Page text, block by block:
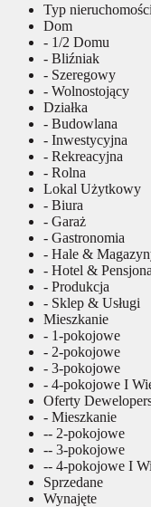
Typ nieruchomości
Dom
- 1/2 Domu
- Bliźniak
- Szeregowy
- Wolnostojący
Działka
- Budowlana
- Inwestycyjna
- Rekreacyjna
- Rolna
Lokal Użytkowy
- Biura
- Garaż
- Gastronomia
- Hale &
- Hotel &
- Produkcja
- Sklep & Usługi
Mieszkanie
- 1-pokojowe
- 2-pokojowe
- 3-pokojowe
- 4-pokojowe I
Oferty
- Mieszkanie
-- 2-pokojowe
-- 3-pokojowe
-- 4-pokojowe I
Sprzedane
Wynajęte